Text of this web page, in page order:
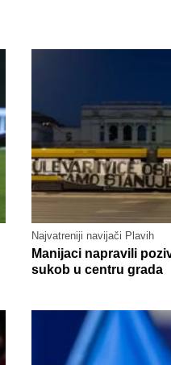
Najvatreniji navijači Plavih
Manijaci napravili
sukob u centru grada